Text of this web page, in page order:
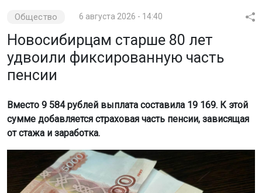
Общество 6 августа 2026 - 14:40
Новосибирцам старше 80 лет
удвоили фиксированную часть
пенсии
Вместо 9 584 рублей выплата составила 19 169. К этой
сумме добавляется страховая часть пенсии, зависящая
от стажа и заработка.